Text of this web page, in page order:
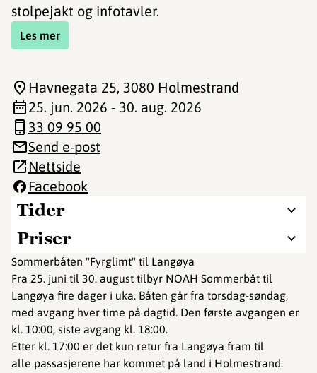
stolpejakt og infotavler.
Les mer
Tider
Priser
Sommerbåten "Fyrglimt" til Langøya
Fra 25. juni til 30. august tilbyr NOAH Sommerbåt til
Langøya fire dager i uka. Båten går fra torsdag-søndag,
med avgang hver time på dagtid. Den første avgangen er
kl. 10:00, siste avgang kl. 18:00.
Etter kl. 17:00 er det kun retur fra Langøya fram til
alle passasjerene har kommet på land i Holmestrand.
Havnegata 25, 3080 Holmestrand
25. jun. 2026 - 30. aug. 2026
33 09 95 00
Send e-post
Nettside
Facebook